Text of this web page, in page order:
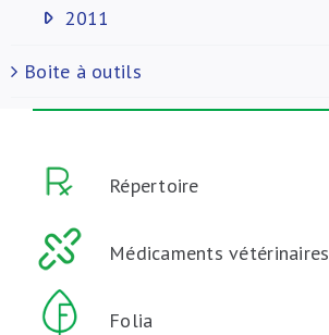
2011
Boite à outils
Répertoire
Médicaments vétérinaires
Folia